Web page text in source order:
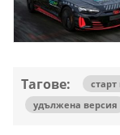
Тагове:
удължена версия